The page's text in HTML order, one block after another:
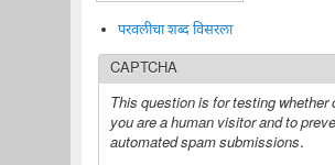
परवलीचा शब्द विसरला
CAPTCHA
This question is for testing whether
you are a human visitor and to
automated spam submissions.